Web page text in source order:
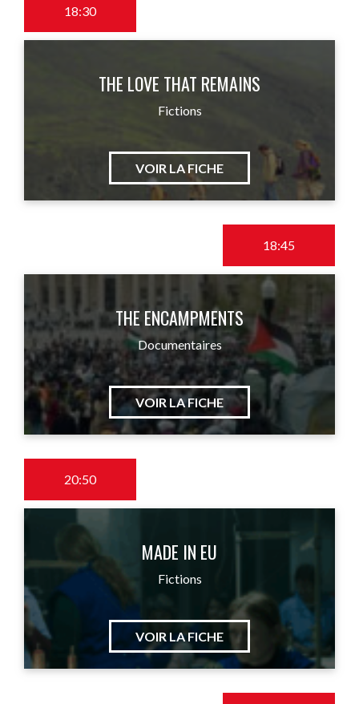
18:30
THE LOVE THAT REMAINS
Fictions
VOIR LA FICHE
18:45
THE ENCAMPMENTS
Documentaires
VOIR LA FICHE
20:50
MADE IN EU
Fictions
VOIR LA FICHE